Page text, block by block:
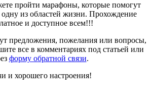
пройти марафоны, которые помогут
из областей жизни. Прохождение
и доступное всем!!!
предложения, пожелания или вопросы,
все в комментариях под статьей или
форму обратной связи.
и хорошего настроения!